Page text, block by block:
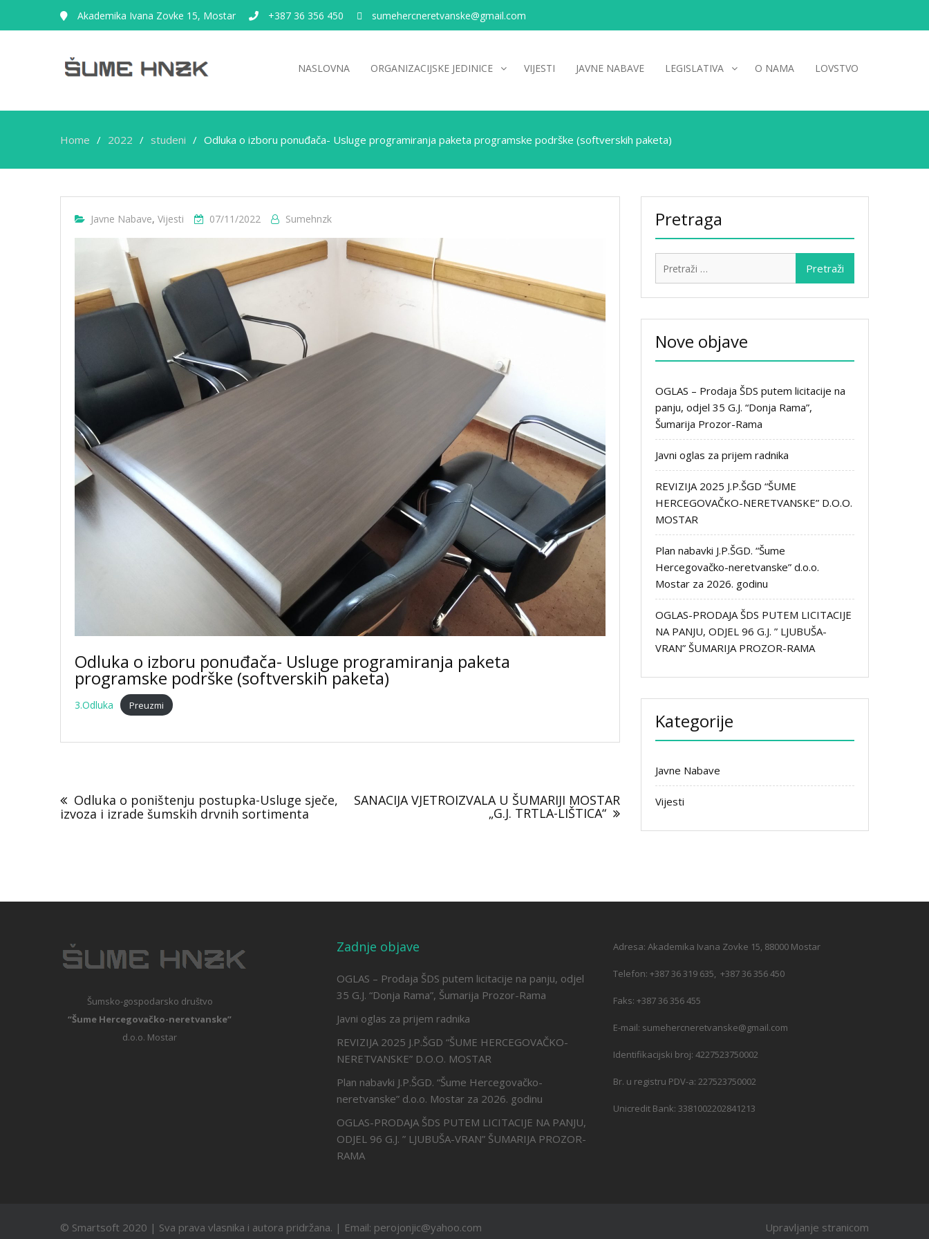
Akademika Ivana Zovke 15, Mostar +387 36 356 450 sumehercneretvanske@gmail.com
NASLOVNA ORGANIZACIJSKE JEDINICE VIJESTI JAVNE NABAVE LEGISLATIVA O NAMA LOVSTVO
Home 2022 studeni Odluka o izboru ponuđača- Usluge programiranja paketa programske podrške (softverskih paketa)
Javne Nabave, Vijesti 07/11/2022 Sumehnzk
Odluka o izboru ponuđača- Usluge programiranja paketa
programske podrške (softverskih paketa)
3.Odluka Preuzmi
objava
Odluka o poništenju postupka-Usluge sječe,
izvoza i izrade šumskih drvnih sortimenta
SANACIJA VJETROIZVALA U ŠUMARIJI MOSTAR
„G.J. TRTLA-LIŠTICA“
Pretraga
Nove objave
OGLAS – Prodaja ŠDS putem licitacije na
panju, odjel 35 G.J. “Donja Rama”,
Šumarija Prozor-Rama
Javni oglas za prijem radnika
REVIZIJA 2025 J.P.ŠGD “ŠUME
HERCEGOVAČKO-NERETVANSKE” D.O.O.
MOSTAR
Plan nabavki J.P.ŠGD. “Šume
Hercegovačko-neretvanske” d.o.o.
Mostar za 2026. godinu
OGLAS-PRODAJA ŠDS PUTEM LICITACIJE
NA PANJU, ODJEL 96 G.J. ” LJUBUŠA-
VRAN” ŠUMARIJA PROZOR-RAMA
Kategorije
Javne Nabave
Vijesti
Šumsko-gospodarsko društvo
“Šume Hercegovačko-neretvanske”
d.o.o. Mostar
Zadnje objave
OGLAS – Prodaja ŠDS putem licitacije na panju, odjel
35 G.J. “Donja Rama”, Šumarija Prozor-Rama
Javni oglas za prijem radnika
REVIZIJA 2025 J.P.ŠGD “ŠUME HERCEGOVAČKO-
NERETVANSKE” D.O.O. MOSTAR
Plan nabavki J.P.ŠGD. “Šume Hercegovačko-
neretvanske” d.o.o. Mostar za 2026. godinu
OGLAS-PRODAJA ŠDS PUTEM LICITACIJE NA PANJU,
ODJEL 96 G.J. ” LJUBUŠA-VRAN” ŠUMARIJA PROZOR-
RAMA
Adresa: Akademika Ivana Zovke 15, 88000 Mostar
Telefon: +387 36 319 635, +387 36 356 450
Faks: +387 36 356 455
E-mail: sumehercneretvanske@gmail.com
Identifikacijski broj: 4227523750002
Br. u registru PDV-a: 227523750002
Unicredit Bank: 3381002202841213
© Smartsoft 2020 | Sva prava vlasnika i autora pridržana. | Email: perojonjic@yahoo.com Upravljanje stranicom